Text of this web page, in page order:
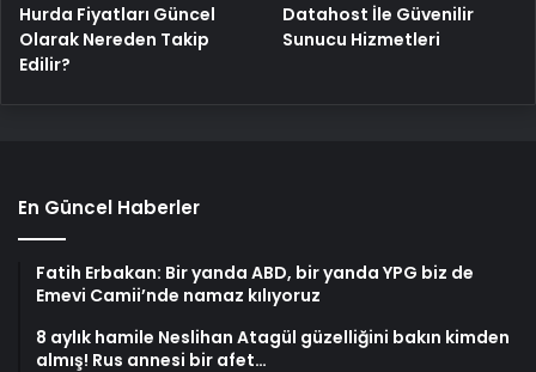
Hurda Fiyatları Güncel
Olarak Nereden Takip
Edilir?
Datahost İle Güvenilir
Sunucu Hizmetleri
En Güncel Haberler
Fatih Erbakan: Bir yanda ABD, bir yanda YPG biz de
Emevi Camii’nde namaz kılıyoruz
8 aylık hamile Neslihan Atagül güzelliğini bakın kimden
almış! Rus annesi bir afet…